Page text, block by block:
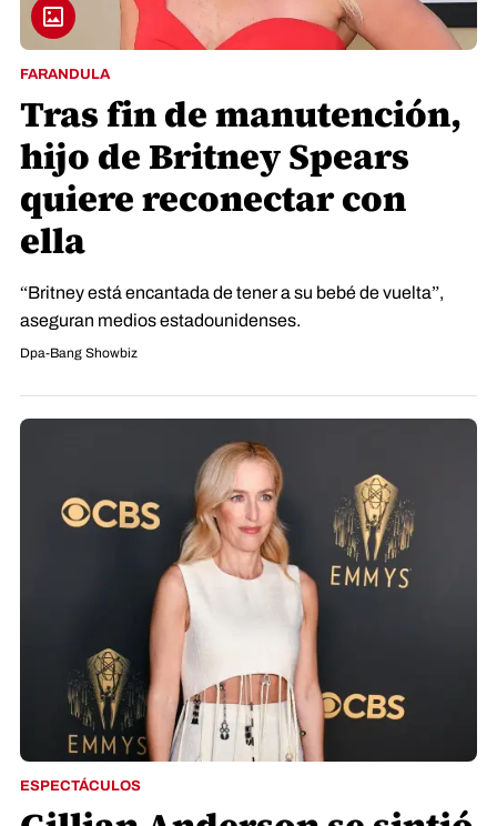
FARANDULA
Tras fin de manutención,
hijo de Britney Spears
quiere reconectar con
ella
“Britney está encantada de tener a su bebé de vuelta”,
aseguran medios estadounidenses.
Dpa-Bang Showbiz
ESPECTÁCULOS